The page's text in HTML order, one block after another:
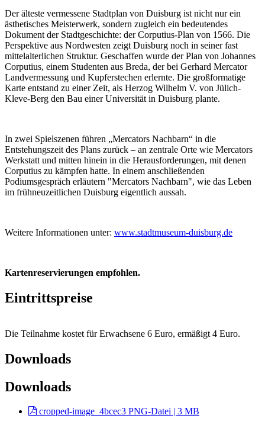
Der älteste vermessene Stadtplan von Duisburg ist nicht nur ein
ästhetisches Meisterwerk, sondern zugleich ein bedeutendes
Dokument der Stadtgeschichte: der Corputius-Plan von 1566. Die
Perspektive aus Nordwesten zeigt Duisburg noch in seiner fast
mittelalterlichen Struktur. Geschaffen wurde der Plan von Johannes
Corputius, einem Studenten aus Breda, der bei Gerhard Mercator
Landvermessung und Kupferstechen erlernte. Die großformatige
Karte entstand zu einer Zeit, als Herzog Wilhelm V. von Jülich-
Kleve-Berg den Bau einer Universität in Duisburg plante.
In zwei Spielszenen führen „Mercators Nachbarn“ in die
Entstehungszeit des Plans zurück – an zentrale Orte wie Mercators
Werkstatt und mitten hinein in die Herausforderungen, mit denen
Corputius zu kämpfen hatte. In einem anschließenden
Podiumsgespräch erläutern "Mercators Nachbarn", wie das Leben
im frühneuzeitlichen Duisburg eigentlich aussah.
Weitere Informationen unter: www.stadtmuseum-duisburg.de
Kartenreservierungen empfohlen.
Eintrittspreise
Die Teilnahme kostet für Erwachsene 6 Euro, ermäßigt 4 Euro.
Downloads
Downloads
cropped-image_4bcec3 PNG-Datei | 3 MB